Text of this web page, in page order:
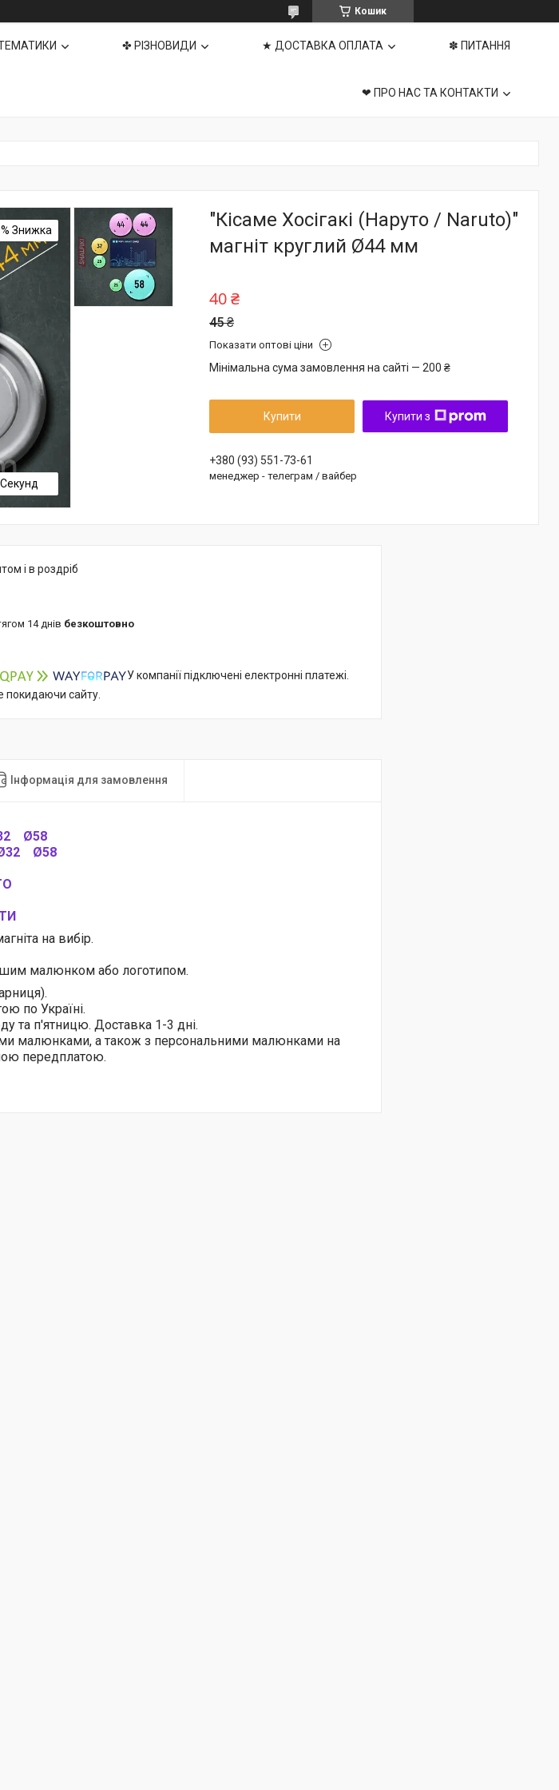
Кошик
✤ РІЗНОВИДИ ★ ДОСТАВКА ОПЛАТА ✽ ПИТАННЯ
❤ ПРО НАС ТА КОНТАКТИ
Секунд
"Кісаме Хосігакі (Наруто / Naruto)"
магніт круглий Ø44 мм
45 ₴
40 ₴
Показати оптові ціни
Мінімальна сума замовлення на сайті — 200 ₴
Купити Купити з
+380 (93) 551-73-61
менеджер - телеграм / вайбер
і в роздріб
14 днів безкоштовно
У компанії підключені електронні платежі.
покидаючи сайту.
Інформація для замовлення
Ø58
Ø58
на вибір.
малюнком або логотипом.
по Україні.
та п'ятницю. Доставка 1-3 дні.
малюнками, а також з персональними малюнками на
передплатою.